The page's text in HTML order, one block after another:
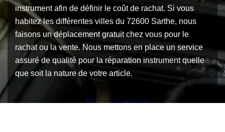
instrument afin de définir le coût de rachat. Si vous
habitez les différentes villes du 72600 Sarthe, nous
faisons un déplacement gratuit chez vous pour le
rachat ou la vente. Nous mettons en place un service
assuré de qualité pour la réparation instrument quelle
que soit la nature de votre article.